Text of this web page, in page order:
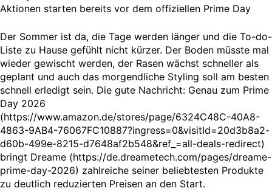
Aktionen starten bereits vor dem offiziellen Prime Day
Der Sommer ist da, die Tage werden länger und die To-do-
Liste zu Hause gefühlt nicht kürzer. Der Boden müsste mal
wieder gewischt werden, der Rasen wächst schneller als
geplant und auch das morgendliche Styling soll am besten
schnell erledigt sein. Die gute Nachricht: Genau zum Prime
Day 2026
(https://www.amazon.de/stores/page/6324C48C-40A8-
4863-9AB4-76067FC10887?ingress=0&visitId=20d3b8a2-
d60b-499e-8215-d7648af2b548&ref_=all-deals-redirect)
bringt Dreame (https://de.dreametech.com/pages/dreame-
prime-day-2026) zahlreiche seiner beliebtesten Produkte
zu deutlich reduzierten Preisen an den Start.